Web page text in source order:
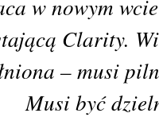
w nowym
Clarity.
– musi
Musi być